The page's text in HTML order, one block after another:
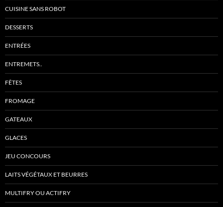
CUISINE SANS ROBOT
DESSERTS
ENTRÉES
ENTREMETS..
FÊTES
FROMAGE
GATEAUX
GLACES
JEU CONCOURS
LAITS VÉGÉTAUX ET BEURRES
MULTIFRY OU ACTIFRY